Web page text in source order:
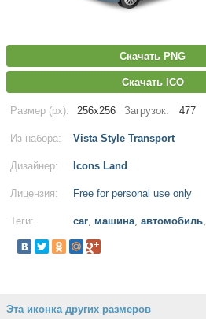
Скачать PNG
Скачать ICO
Размер (px): 256x256 Загрузок: 477
Из набора: Vista Style Transport
Дизайнер: Icons Land
Лицензия: Free for personal use only
Теги: car, машина, автомобиль,
Эта иконка других размеров